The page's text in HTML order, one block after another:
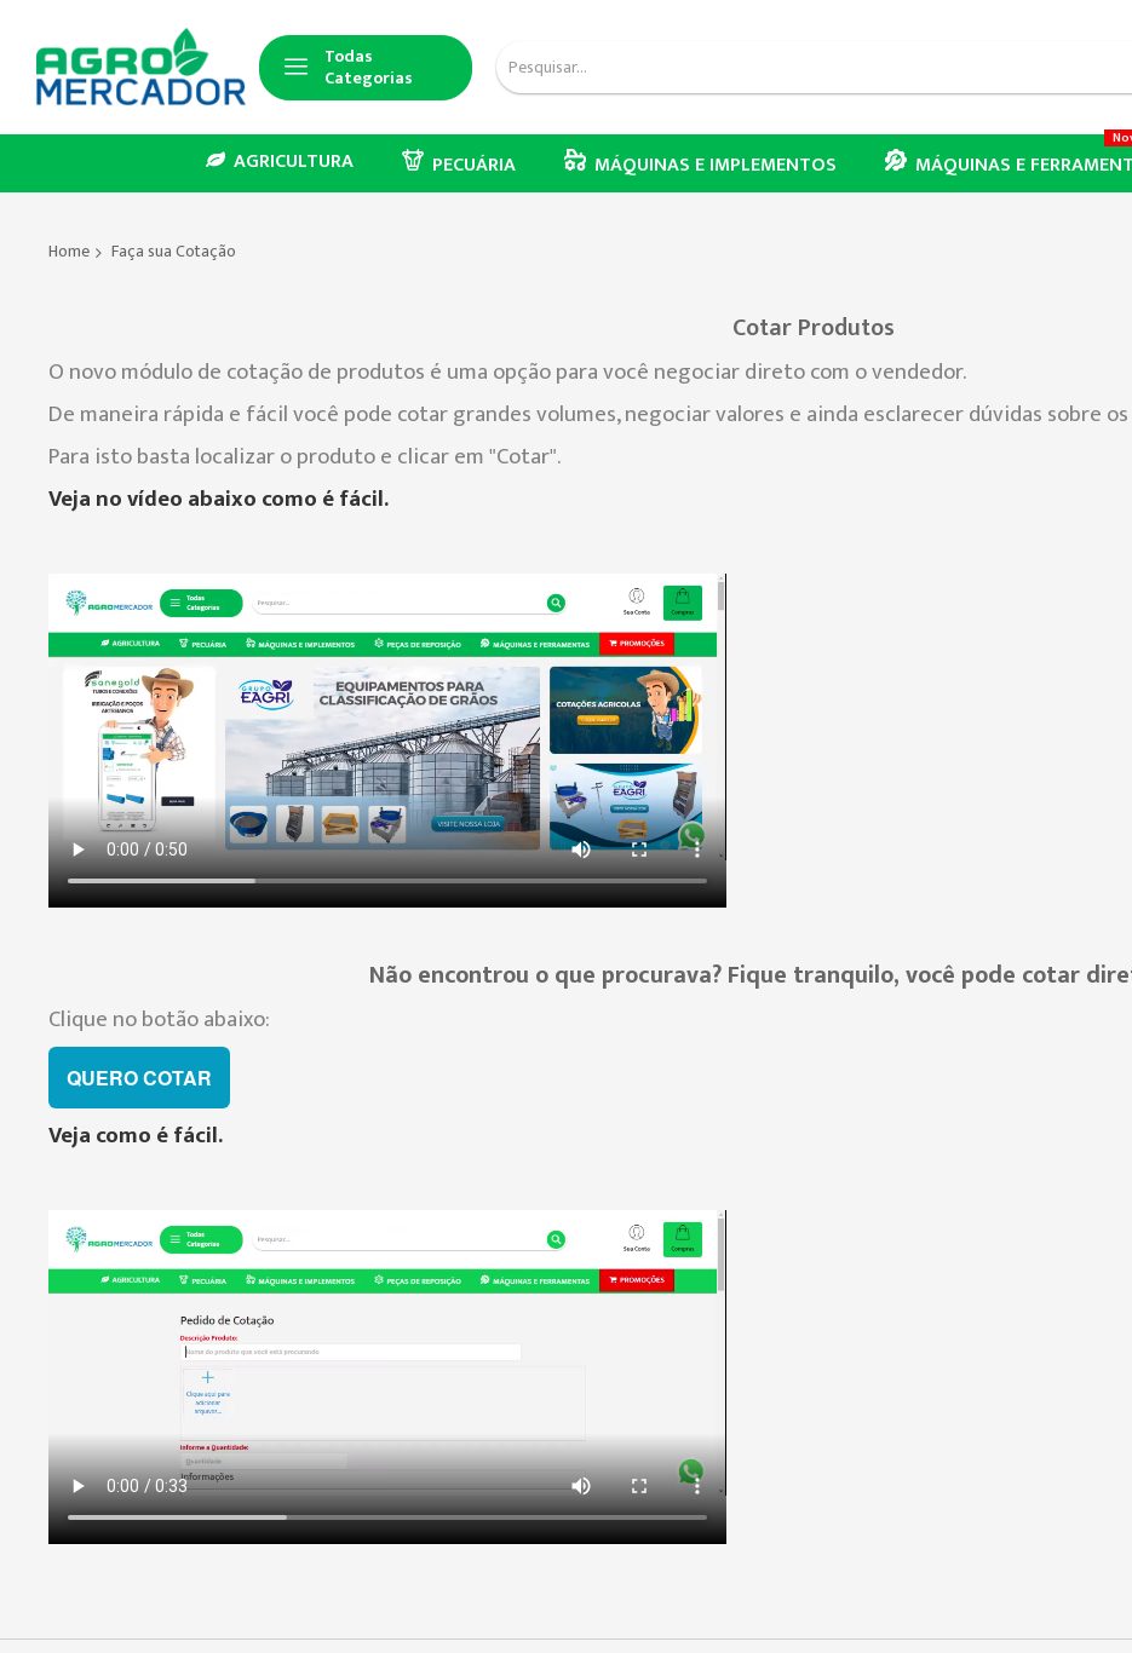
Todas
Categorias
AGRICULTURA PECUÁRIA MÁQUINAS E IMPLEMENTOS MÁQUINAS E
Home Faça sua Cotação
Cotar Produtos
O novo módulo de cotação de produtos é uma opção para você negociar direto com o vendedor.
De maneira rápida e fácil você pode cotar grandes volumes, negociar valores e ainda esclarecer dúvidas sobre
Para isto basta localizar o produto e clicar em "Cotar".
Veja no vídeo abaixo como é fácil.
Não encontrou o que procurava? Fique tranquilo, você pode cotar
Clique no botão abaixo:
QUERO COTAR
Veja como é fácil.